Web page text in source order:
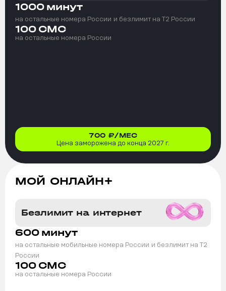
1000 минут
на остальные номера России и безлимит на T2 России
100 СМС
на остальные номера России
700 ₽/МЕС
Цена заморожена до конца 2027 г.
МОЙ ОНЛАЙН+
Безлимит на интернет
600 минут
на остальные мобильные номера России и безлимит на T2
России
100 СМС
на остальные номера России